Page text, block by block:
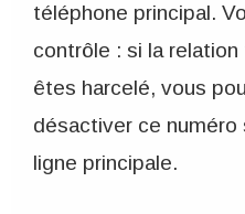
téléphone principal.
contrôle : si la
êtes harcelé, vous
désactiver ce numéro
ligne principale.